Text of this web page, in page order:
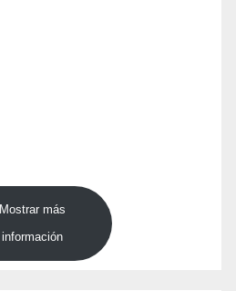
Mostrar más
información